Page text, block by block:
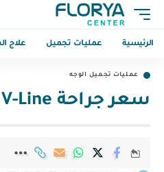
الرئيسية عمليات تجميل علاج
عمليات تجميل الوجه
سعر جراحة V-Line في تركيا